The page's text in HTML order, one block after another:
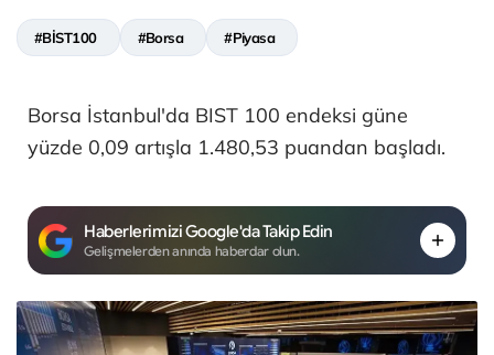
#BİST100 #Borsa #Piyasa
Borsa İstanbul'da BIST 100 endeksi güne
yüzde 0,09 artışla 1.480,53 puandan başladı.
Haberlerimizi Google'da Takip Edin
Gelişmelerden anında haberdar olun.